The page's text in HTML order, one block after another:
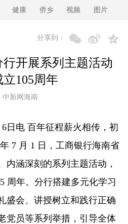
健康 侨乡 视频 图片
分享到：
开展系列主题活动
105周年
中新网海南
电 百年征程薪火相传，初
7 月 1 日，工商银行海南省
内涵深刻的系列主题活动，
周年。分行搭建多元化学习
盛会、讲授树立和践行正确
党员等系列举措，引导全体